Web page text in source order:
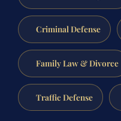
Criminal Defense
Family Law & Divorce
Traffic Defense